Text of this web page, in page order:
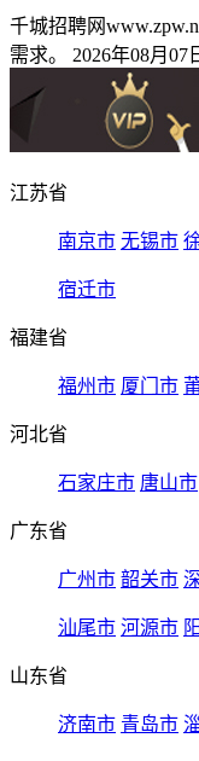
千城招聘网
需求。 2026年08月07
江苏省
南京市 无锡市
宿迁市
福建省
福州市 厦门市
河北省
石家庄市 唐山市
广东省
广州市 韶关市
汕尾市 河源市
山东省
济南市 青岛市